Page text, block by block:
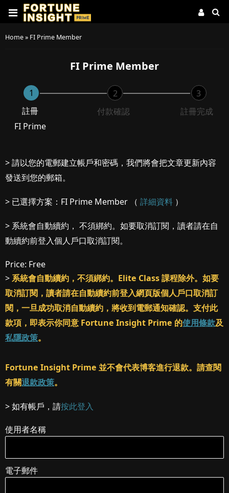
Home» FI Prime Member
FI Prime Member
1
註冊
FI Prime
2
付款確認
3
註冊完成
> 請以您的電郵建立帳戶和密碼，我們將會把文章更新內容
發送到您的郵箱。
> 已選擇方案：FI Prime Member （ 詳細資料 ）
> 系統會自動續約， 不須綁約。如要取消訂閱，讀者請在自
動續約前登入個人戶口取消訂閱。
Price: Free
>系統會自動續約，不須綁約。Elite Class 課程除外。如要
取消訂閱，讀者請在自動續約前登入網頁版個人戶口取消訂
閱，一旦成功取消自動續約，將收到電郵通知確認。支付此
款項，即表示你同意 Fortune Insight Prime 的使用條款及
私隱政策。
Fortune Insight Prime 並不會代表博客進行退款。請查閱
有關退款政策。
> 如有帳戶，請按此登入
使用者名稱
電子郵件